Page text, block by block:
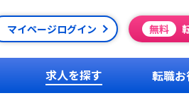
マイページログイン 無料
求人を探す 転職